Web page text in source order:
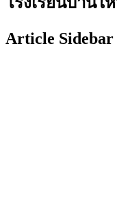
Article Sidebar